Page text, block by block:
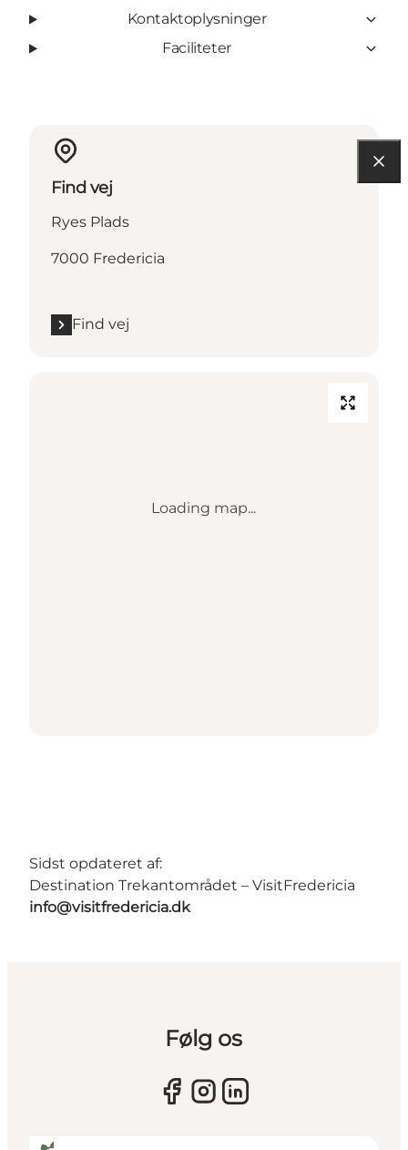
Kontaktoplysninger
Faciliteter
Find vej
Ryes Plads
7000 Fredericia
Find vej
Loading map...
Sidst opdateret af:
Destination Trekantområdet – VisitFredericia
info@visitfredericia.dk
Følg os